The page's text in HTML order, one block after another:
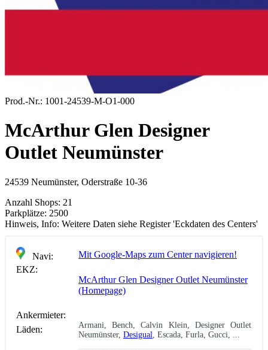
Prod.-Nr.: 1001-24539-M-O1-000
McArthur Glen Designer
Outlet Neumünster
24539 Neumünster, Oderstraße 10-36
Anzahl Shops: 21
Parkplätze: 2500
Hinweis, Info: Weitere Daten siehe Register 'Eckdaten des Centers'
Navi:
Mit Google-Maps zum Center navigieren!
EKZ:
McArthur Glen Designer Outlet Neumünster
(Homepage)
Ankermieter:
Läden:
Armani, Bench, Calvin Klein, Designer Outlet
Neumünster, Desigual , Escada, Furla, Gucci, ...